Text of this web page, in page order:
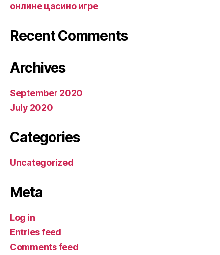
онлине цасино игре
Recent Comments
Archives
September 2020
July 2020
Categories
Uncategorized
Meta
Log in
Entries feed
Comments feed